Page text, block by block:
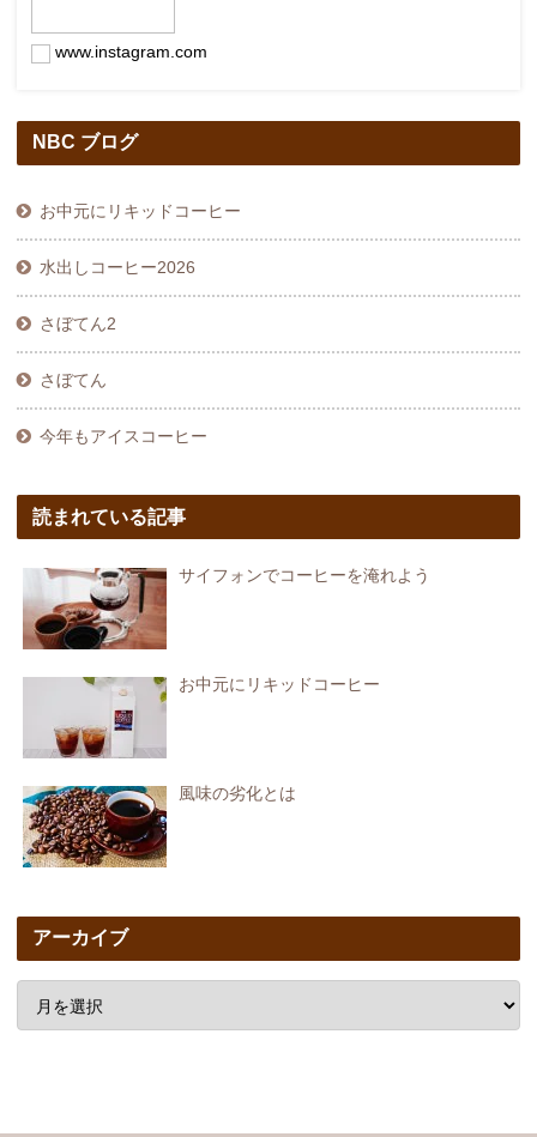
www.instagram.com
NBC ブログ
お中元にリキッドコーヒー
水出しコーヒー2026
さぼてん2
さぼてん
今年もアイスコーヒー
読まれている記事
サイフォンでコーヒーを淹れよう
お中元にリキッドコーヒー
風味の劣化とは
アーカイブ